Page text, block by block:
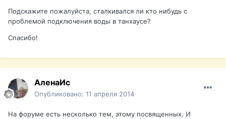
Подскажите пожалуйста, сталкивался ли кто нибудь с
проблемой подключения воды в танхаусе?
Спасибо!
АленаИс
Опубликовано: 11 апреля 2014
На форуме есть несколько тем, этому посвященных. И